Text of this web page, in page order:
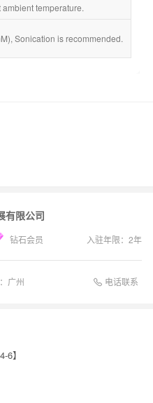
temperature.
Sonication is recommended.
有限公司
钻石会员 入驻年限： 2年
广州 电话联系
6】